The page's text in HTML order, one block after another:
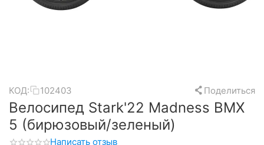
КОД: 102403 Поделиться
Велосипед Stark'22 Madness BMX
5 (бирюзовый/зеленый)
Написать отзыв